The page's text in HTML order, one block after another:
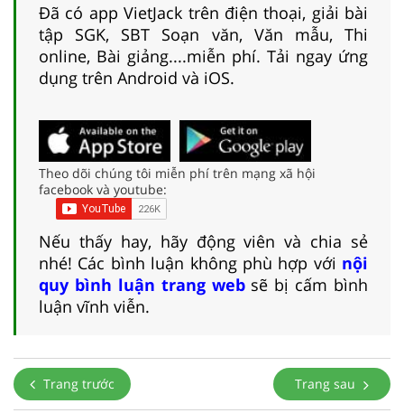
Đã có app VietJack trên điện thoại, giải bài
tập SGK, SBT Soạn văn, Văn mẫu, Thi
online, Bài giảng....miễn phí. Tải ngay ứng
dụng trên Android và iOS.
Theo dõi chúng tôi miễn phí trên mạng xã hội
facebook và youtube:
Nếu thấy hay, hãy động viên và chia sẻ
nhé! Các bình luận không phù hợp với nội
quy bình luận trang websẽ bị cấm bình
luận vĩnh viễn.
Trang trước Trang sau